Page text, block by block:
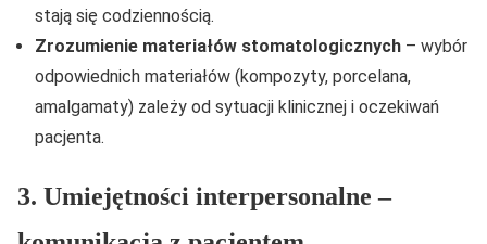
stają się codziennością.
Zrozumienie materiałów stomatologicznych – wybór
odpowiednich materiałów (kompozyty, porcelana,
amalgamaty) zależy od sytuacji klinicznej i oczekiwań
pacjenta.
3. Umiejętności interpersonalne –